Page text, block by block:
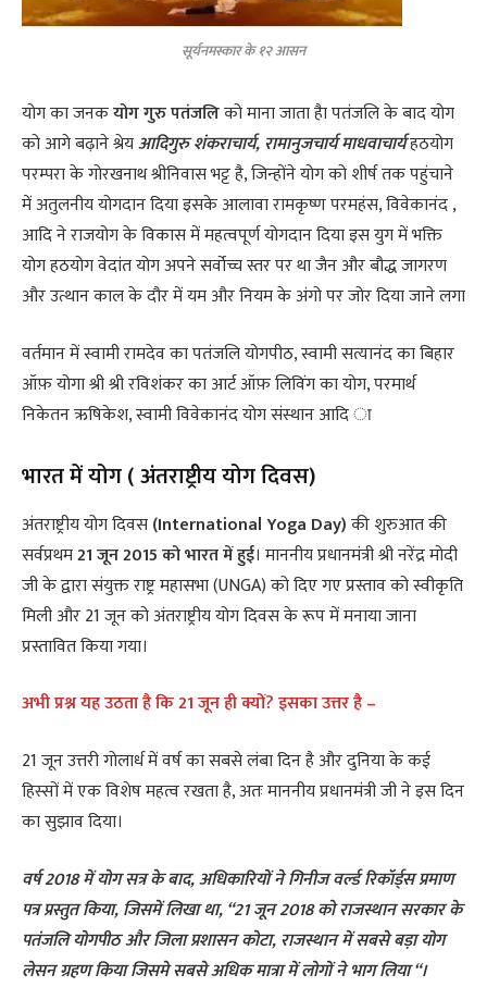
सूर्यनमस्कार के १२ आसन
योग का जनकयोग गुरुपतंजलिको माना जाता हैा पतंजलि के बाद योग
को आगे बढ़ाने श्रेयआदिगुरु शंकराचार्य, रामानुजचार्य माधवाचार्यहठयोग
परम्परा के गोरखनाथ श्रीनिवास भट्ट है, जिन्होंने योग को शीर्ष तक पहुंचाने
में अतुलनीय योगदान दिया इसके आलावा रामकृष्ण परमहंस, विवेकानंद ,
आदि ने राजयोग के विकास में महत्वपूर्ण योगदान दिया इस युग में भक्ति
योग हठयोग वेदांत योग अपने सर्वोच्च स्तर पर था जैन और बौद्ध जागरण
और उत्थान काल के दौर में यम और नियम के अंगो पर जोर दिया जाने लगा
वर्तमान में स्वामी रामदेव का पतंजलि योगपीठ, स्वामी सत्यानंद का बिहार
ऑफ़ योगा श्री श्री रविशंकर का आर्ट ऑफ़ लिविंग का योग, परमार्थ
निकेतन ऋषिकेश, स्वामी विवेकानंद योग संस्थान आदि ा
भारत में योग ( अंतराष्ट्रीय योग दिवस)
अंतराष्ट्रीय योग दिवस(International Yoga Day)की शुरुआत की
सर्वप्रथम21 जून 2015 को भारत में हुई। माननीय प्रधानमंत्री श्री नरेंद्र मोदी
जी के द्वारा संयुक्त राष्ट्र महासभा (UNGA) को दिए गए प्रस्ताव को स्वीकृति
मिली और 21 जून को अंतराष्ट्रीय योग दिवस के रूप में मनाया जाना
प्रस्तावित किया गया।
अभी प्रश्न यह उठता है कि 21 जून ही क्यों? इसका उत्तर है –
21 जून उत्तरी गोलार्ध में वर्ष का सबसे लंबा दिन है और दुनिया के कई
हिस्सों में एक विशेष महत्व रखता है, अतः माननीय प्रधानमंत्री जी ने इस दिन
का सुझाव दिया।
वर्ष 2018 में योग सत्र के बाद, अधिकारियों ने गिनीज वर्ल्ड रिकॉर्ड्स प्रमाण
पत्र प्रस्तुत किया, जिसमें लिखा था, “21 जून 2018 को राजस्थान सरकार के
पतंजलि योगपीठ और जिला प्रशासन कोटा, राजस्थान में सबसे बड़ा योग
लेसन ग्रहण किया जिसमे सबसे अधिक मात्रा में लोगों ने भाग लिया “।